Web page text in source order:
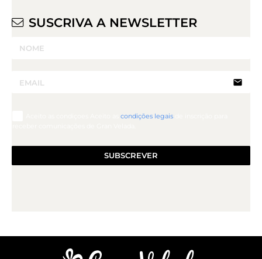
SUSCRIVA A NEWSLETTER
email
condições legais
SUBSCREVER